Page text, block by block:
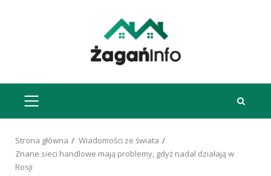
MENU
GŁÓWNE
Strona główna
Wiadomości ze świata
Znane sieci handlowe mają problemy, gdyż nadal działają w
Rosji